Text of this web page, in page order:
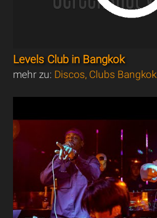
Levels Club in Bangkok
mehr zu: Discos, Clubs Bangkok